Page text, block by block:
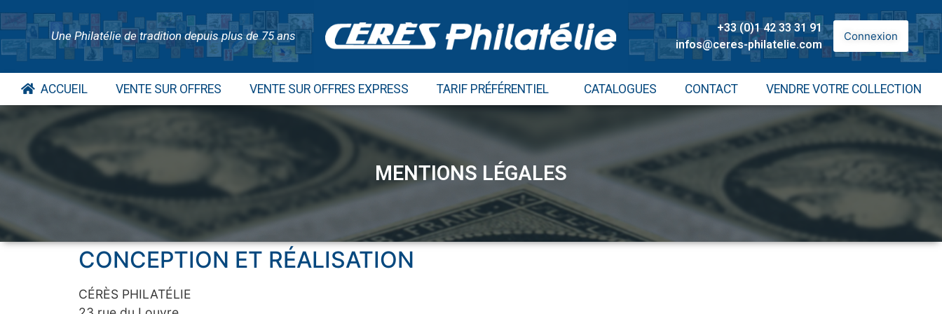
Une Philatélie de tradition depuis plus de 75 ans
+33 (0)1 42 33 31 91
infos@ceres-philatelie.com
Connexion
ACCUEIL VENTE SUR OFFRES VENTE SUR OFFRES EXPRESS TARIF PRÉFÉRENTIEL CATALOGUES CONTACT VENDRE VOTRE COLLECTION
MENTIONS LÉGALES
CONCEPTION ET RÉALISATION
CÉRÈS PHILATÉLIE